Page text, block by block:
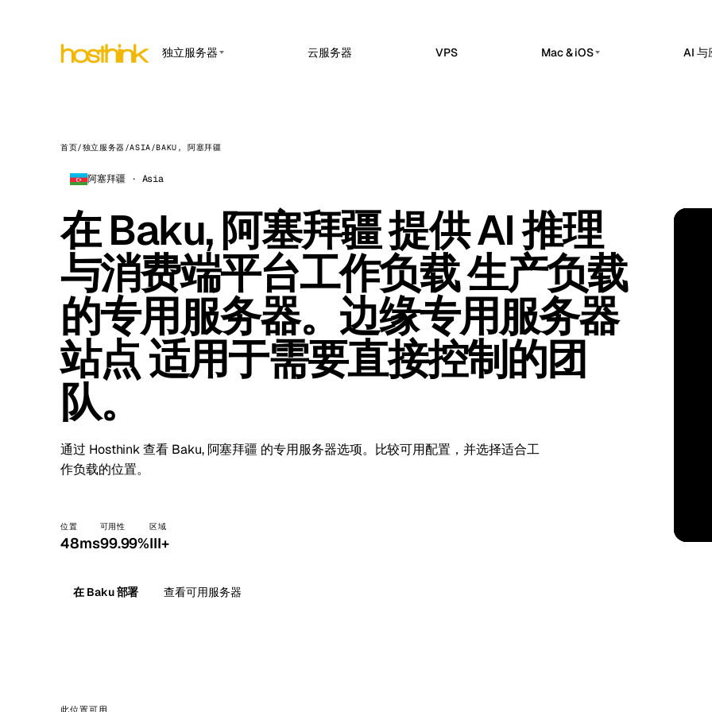
独立服务器
欧洲 服务器 (32)
南美 服务器 (4)
北美 服务器 (16)
大洋洲 服务器 (2)
Istanbul 土耳其 Keflavik
Lisbon 葡萄牙 London
Manchester 英国 Milan
Novi Travnik 波斯尼亚和黑塞哥维那 Oslo
Prague 捷克 Siauliai
Stockholm 瑞典 Tallinn
云服务器 VPS Mac & iOS AI 与
Uptime Kuma 托管版
在线率检查、SSL 监控、告警和状态页面。
推理工作负载
GPU AI 服务器
专用 GPU 基础设施
专用 LLM 服务器
Self-hosted AI 堆栈
首页/独立服务器/ASIA/BAKU, 阿塞拜疆
阿塞拜疆 · Asia
在 Baku, 阿塞拜疆 提供 AI 推理
与消费端平台工作负载 生产负载
的专用服务器。边缘专用服务器
站点 适用于需要直接控制的团
队。
通过 Hosthink 查看 Baku, 阿塞拜疆 的专用服务器选项。比较可用配置，并选择适合工
作负载的位置。
位置
48ms
可用性
99.99%
区域
III+
在 Baku 部署 查看可用服务器
此位置可用